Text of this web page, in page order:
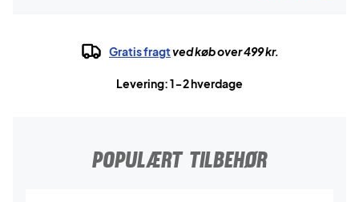
Gratis fragtved køb over 499 kr.
Levering: 1-2 hverdage
POPULÆRT TILBEHØR